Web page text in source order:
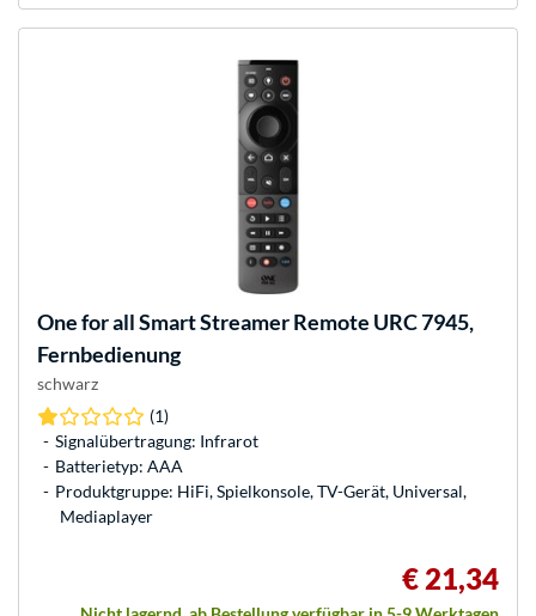
One for allSmart Streamer Remote URC 7945,
Fernbedienung
schwarz
(1)
Signalübertragung: Infrarot
Batterietyp: AAA
Produktgruppe: HiFi, Spielkonsole, TV-Gerät, Universal,
Mediaplayer
€ 21,34